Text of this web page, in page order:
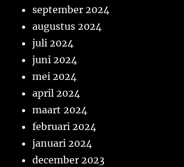
september 2024
augustus 2024
juli 2024
juni 2024
mei 2024
april 2024
maart 2024
februari 2024
januari 2024
december 2023